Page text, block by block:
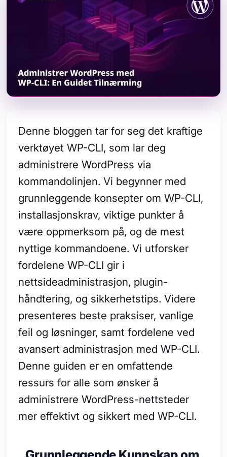
Denne bloggen tar for seg det kraftige
verktøyet WP-CLI, som lar deg
administrere WordPress via
kommandolinjen. Vi begynner med
grunnleggende konsepter om WP-CLI,
installasjonskrav, viktige punkter å
være oppmerksom på, og de mest
nyttige kommandoene. Vi utforsker
fordelene WP-CLI gir i
nettsideadministrasjon, plugin-
håndtering, og sikkerhetstips. Videre
presenteres beste praksiser, vanlige
feil og løsninger, samt fordelene ved
avansert administrasjon med WP-CLI.
Denne guiden er en omfattende
ressurs for alle som ønsker å
administrere WordPress-nettsteder
mer effektivt og sikkert med WP-CLI.